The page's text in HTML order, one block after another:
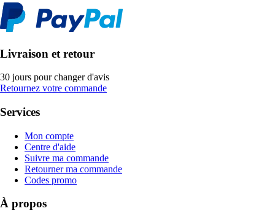
Livraison et retour
30 jours pour changer d'avis
Retournez votre commande
Services
Mon compte
Centre d'aide
Suivre ma commande
Retourner ma commande
Codes promo
À propos